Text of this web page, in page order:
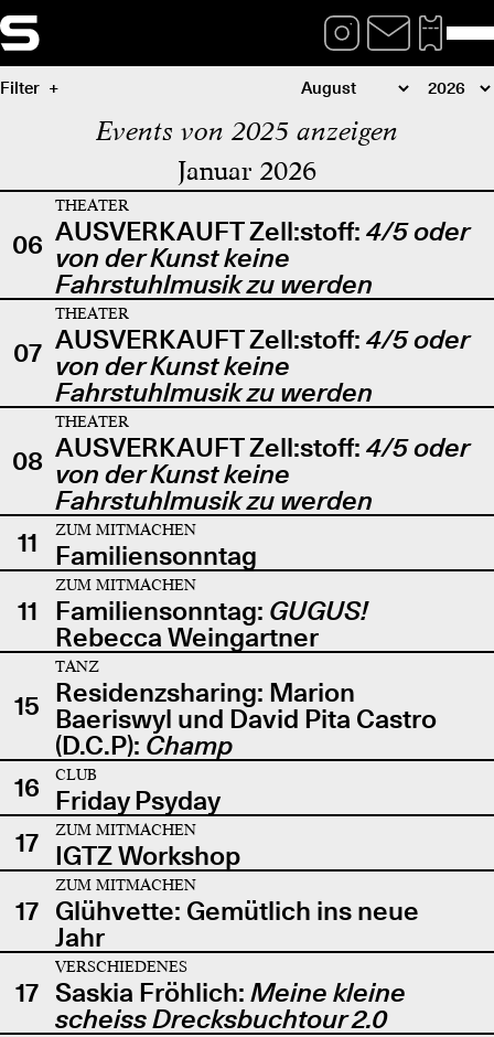
Filter
Events von 2025 anzeigen
Januar 2026
06
THEATER
AUSVERKAUFT Zell:stoff: 4/5 oder
von der Kunst keine
Fahrstuhlmusik zu werden
07
THEATER
AUSVERKAUFT Zell:stoff: 4/5 oder
von der Kunst keine
Fahrstuhlmusik zu werden
08
THEATER
AUSVERKAUFT Zell:stoff: 4/5 oder
von der Kunst keine
Fahrstuhlmusik zu werden
11
ZUM MITMACHEN
Familiensonntag
11
ZUM MITMACHEN
Familiensonntag: GUGUS!
Rebecca Weingartner
15
TANZ
Residenzsharing: Marion
Baeriswyl und David Pita Castro
(D.C.P): Champ
16
CLUB
Friday Psyday
17
ZUM MITMACHEN
IGTZ Workshop
17
ZUM MITMACHEN
Glühvette: Gemütlich ins neue
Jahr
17
VERSCHIEDENES
Saskia Fröhlich: Meine kleine
scheiss Drecksbuchtour 2.0